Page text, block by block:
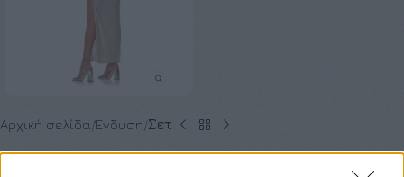
Αρχική σελίδα Ένδυση Σετ